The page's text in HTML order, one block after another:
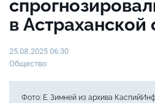
в Астраханской
25.08.2025 06:30
Общество
Фото: Е. Зимней из архива